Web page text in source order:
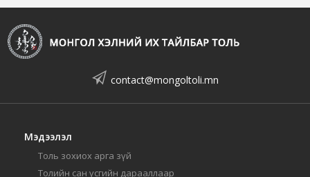
contact@mongoltoli.mn
Мэдээлэл
Толь зохиох арга зүй
Толийн сан үсгийн дарааллаар